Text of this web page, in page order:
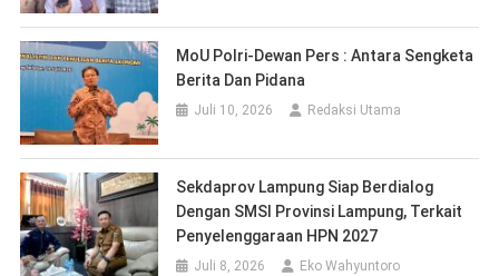
MoU Polri-Dewan Pers : Antara Sengketa
Berita Dan Pidana
Juli 10, 2026 Redaksi Utama
Sekdaprov Lampung Siap Berdialog
Dengan SMSI Provinsi Lampung, Terkait
Penyelenggaraan HPN 2027
Juli 8, 2026 Eko Wahyuntoro